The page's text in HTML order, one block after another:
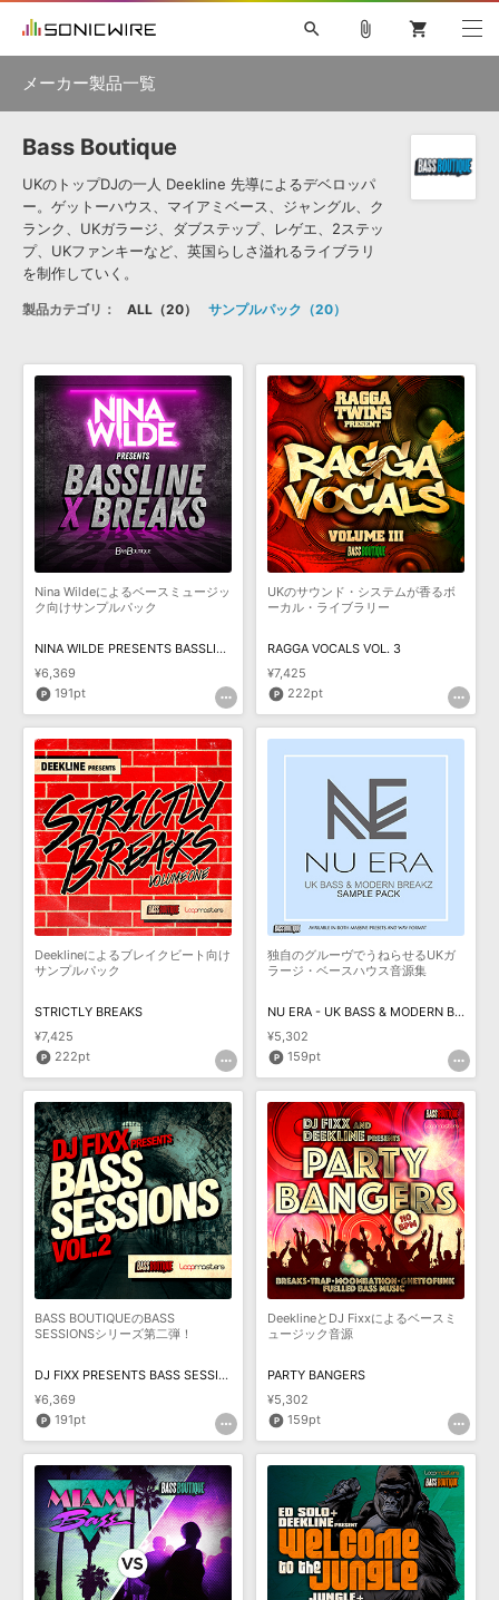
プラグイン・エフェクト »
サンプルパック »
ソフトウェア／ツール »
DAW »
効果音 »
BGM »
キャンペーン »
特集 »
ニュースレター »
SONICWIREブログ »
製品サポート情報 »
DTMガイド »
FAQ »
お問い合わせ »
音楽カード製作サービス
楽曲配信流通サービス
無償のサウンド管理ソフト
次世代型ボーカル・エディタ
APS 映像のBGM・
SLS
search
初音ミク NT 鏡音リン・レン V4X
KAITO V3
VOCALOID TOONTRACK
SPITFIRE AUDIO
VIENNA
EZ DRUMMER 3 SERUM
ライセンスフリーBGM
サンプルパックを試そう
ボーカル抜き出し
DUBSTEP
ELECTRONICA
ソフトウェア／ツール DAW 効果音 BGM
attach_file shopping_cart
メーカー製品一覧
Bass Boutique
UKのトップDJの一人 Deekline 先導によるデベロッパ
ー。ゲットーハウス、マイアミベース、ジャングル、ク
ランク、UKガラージ、ダブステップ、レゲエ、2ステッ
プ、UKファンキーなど、英国らしさ溢れるライブラリ
を制作していく。
製品カテゴリ： ALL 20 サンプルパック 20
Nina Wildeによるベースミュージッ
ク向けサンプルパック
NINA WILDE PRESENTS BASSLINE X BREAKS
¥6,369
191pt
UKのサウンド・システムが香るボ
ーカル・ライブラリー
RAGGA VOCALS VOL. 3
¥7,425
222pt
Deeklineによるブレイクビート向け
サンプルパック
STRICTLY BREAKS
¥7,425
222pt
独自のグルーヴでうねらせるUKガ
ラージ・ベースハウス音源集
NU ERA - UK BASS & MODERN BREAKZ
¥5,302
159pt
BASS BOUTIQUEのBASS
SESSIONSシリーズ第二弾！
DJ FIXX PRESENTS BASS SESSIONS VOL. 2
¥6,369
191pt
DeeklineとDJ Fixxによるベースミ
ュージック音源
PARTY BANGERS
¥5,302
159pt